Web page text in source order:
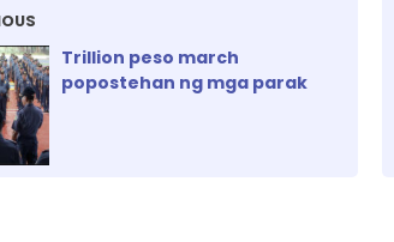
Trillion peso march
popostehan ng mga parak